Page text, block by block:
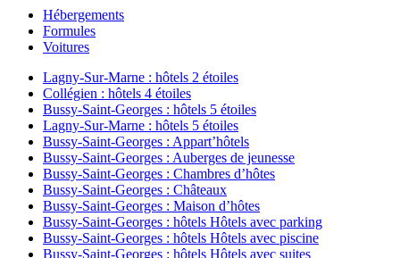
Hébergements
Formules
Voitures
Lagny-Sur-Marne : hôtels 2 étoiles
Collégien : hôtels 4 étoiles
Bussy-Saint-Georges : hôtels 5 étoiles
Lagny-Sur-Marne : hôtels 5 étoiles
Bussy-Saint-Georges : Appart’hôtels
Bussy-Saint-Georges : Auberges de jeunesse
Bussy-Saint-Georges : Chambres d’hôtes
Bussy-Saint-Georges : Châteaux
Bussy-Saint-Georges : Maison d’hôtes
Bussy-Saint-Georges : hôtels Hôtels avec parking
Bussy-Saint-Georges : hôtels Hôtels avec piscine
Bussy-Saint-Georges : hôtels Hôtels avec suites